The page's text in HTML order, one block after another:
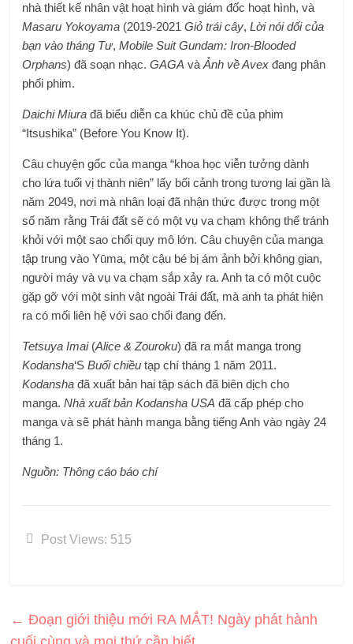
nhà thiết kế nhân vật hoạt hình và giám đốc hoạt hình, và
Masaru Yokoyama (2019-2021Giỏ trái cây,Lời nói dối của
bạn vào tháng Tư,Mobile Suit Gundam: Iron-Blooded
Orphans) đã soạn nhạc.GAGA vàẢnh về Avex đang phân
phối phim.
Daichi Miura đã biểu diễn ca khúc chủ đề của phim
“Itsushika” (Before You Know It).
Câu chuyện gốc của manga “khoa học viễn tưởng dành
cho lứa tuổi vị thành niên” lấy bối cảnh trong tương lai gần là
năm 2049, nơi mà nhân loại đã nhận thức được trong một
số năm rằng Trái đất sẽ có một vụ va chạm không thể tránh
khỏi với một sao chổi quy mô lớn. Câu chuyện của manga
tập trung vào Yūma, một cậu bé bị ám ảnh bởi không gian,
người máy và vụ va chạm sắp xảy ra. Anh ta có một cuộc
gặp gỡ với một sinh vật ngoài Trái đất, mà anh ta phát hiện
ra có mối liên hệ với sao chổi đang đến.
Tetsuya Imai(Alice & Zouroku) đã ra mắt manga trong
Kodansha‘SBuổi chiều tạp chí tháng 1 năm 2011.
Kodansha đã xuất bản hai tập sách đã biên dịch cho
manga.Nhà xuất bản Kodansha USA đã cấp phép cho
manga và sẽ phát hành manga bằng tiếng Anh vào ngày 24
tháng 1.
Nguồn: Thông cáo báo chí
Post Views: 515
← Đoạn giới thiệu mới RA MẮT! Ngày phát hành